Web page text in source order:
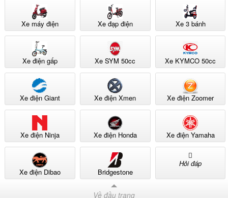
Xe máy điện Xe đạp điện Xe 3 bánh
Xe điện gấp Xe SYM 50cc Xe KYMCO 50cc
Xe điện Giant Xe điện Xmen Xe điện Zoomer
Xe điện Ninja Xe điện Honda Xe điện Yamaha
Xe điện Dibao Bridgestone
Hỏi đáp
Về đầu trang